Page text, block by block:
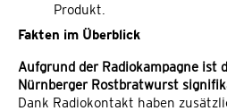
Produkt.
Fakten im Überblick
Aufgrund der Radiokampagne ist
Nürnberger Rostbratwurst
Dank Radiokontakt haben